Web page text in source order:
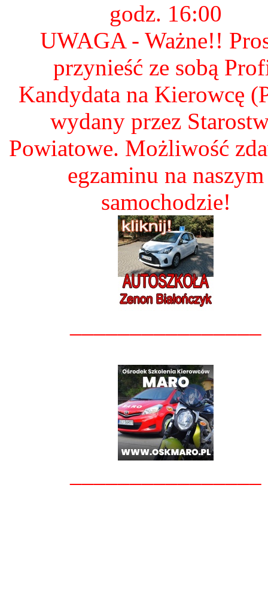
godz. 16:00
UWAGA - Ważne!!
przynieść ze sobą
Kandydata na Kierowcę
wydany przez
Powiatowe. Możliwość
egzaminu na naszym
samochodzie!